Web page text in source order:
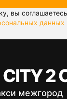
вы
данных
межгород